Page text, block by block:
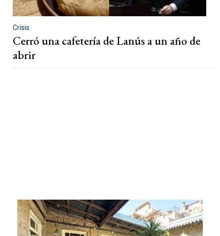
Crisis
Cerró una cafetería de Lanús a un año de
abrir